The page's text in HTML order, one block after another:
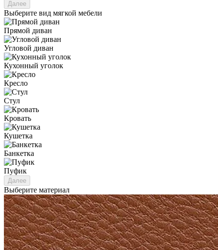
Далее
Выберите вид мягкой мебели
Прямой диван
Угловой диван
Кухонный уголок
Кресло
Стул
Кровать
Кушетка
Банкетка
Пуфик
Далее
Выберите материал